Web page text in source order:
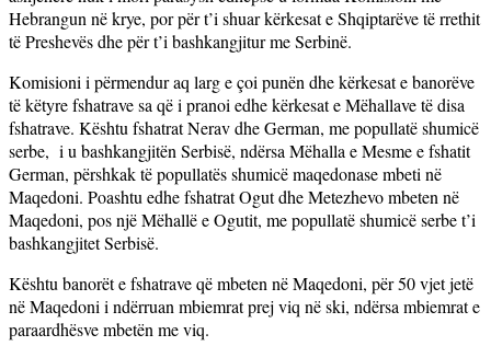
Hebrangun në krye, por për t’i shuar kërkesat e Shqiptarëve të rrethit
të Preshevës dhe për t’i bashkangjitur me Serbinë.
Komisioni i përmendur aq larg e çoi punën dhe kërkesat e banorëve
të këtyre fshatrave sa që i pranoi edhe kërkesat e Mëhallave të disa
fshatrave. Kështu fshatrat Nerav dhe German, me popullatë shumicë
serbe, i u bashkangjitën Serbisë, ndërsa Mëhalla e Mesme e fshatit
German, përshkak të popullatës shumicë maqedonase mbeti në
Maqedoni. Poashtu edhe fshatrat Ogut dhe Metezhevo mbeten në
Maqedoni, pos një Mëhallë e Ogutit, me popullatë shumicë serbe t’i
bashkangjitet Serbisë.
Kështu banorët e fshatrave që mbeten në Maqedoni, për 50 vjet jetë
në Maqedoni i ndërruan mbiemrat prej viq në ski, ndërsa mbiemrat e
paraardhësve mbetën me viq.